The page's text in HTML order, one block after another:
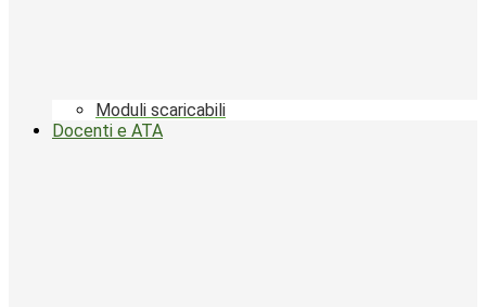
Moduli scaricabili
Docenti e ATA